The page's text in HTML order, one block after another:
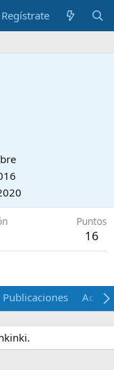
Regístrate
Puntos
16
Publicaciones Acerca